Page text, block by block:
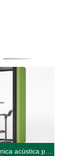
Cabina telefónica acústica para oficinas